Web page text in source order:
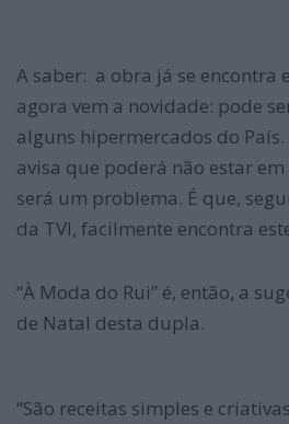
A saber: a obra já se encontra
agora vem a novidade: pode
alguns hipermercados do
avisa que poderá não estar
será um problema. É que,
da TVI, facilmente encontra
“À Moda do Rui” é, então, a
de Natal desta dupla.
“São receitas simples e